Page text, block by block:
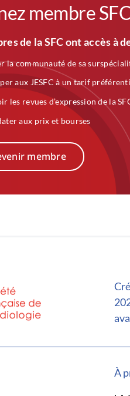
membre
de la SFC ont accès à
la communauté de sa
aux JESFC à un tarif
les revues d’expression de la
aux prix et bourses
membre
À